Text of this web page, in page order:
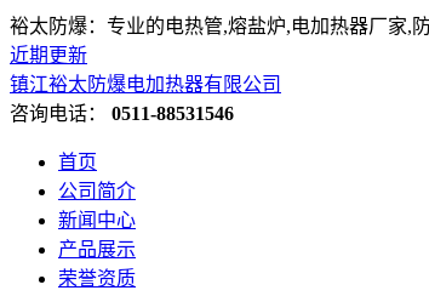
裕太防爆：专业的电热管,熔盐炉,电加热器厂家,
近期更新
镇江裕太防爆电加热器有限公司
咨询电话： 0511-88531546
首页
公司简介
新闻中心
产品展示
荣誉资质